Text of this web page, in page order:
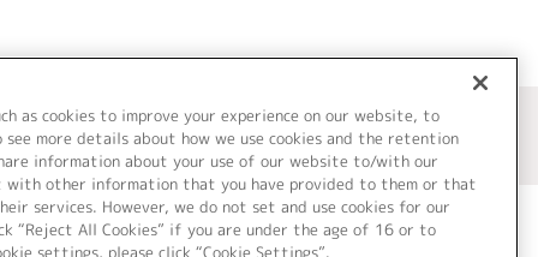
as cookies to improve your experience on our website, to
see more details about how we use cookies and the retention
information about your use of our website to/with our
with other information that you have provided to them or that
services. However, we do not set and use cookies for our
“Reject All Cookies” if you are under the age of 16 or to
settings, please click “Cookie Settings”.